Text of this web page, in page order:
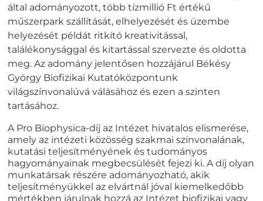
által adományozott, több tízmillió Ft értékű
műszerpark szállítását, elhelyezését és üzembe
helyezését példát ritkító kreativitással,
találékonysággal és kitartással szervezte és oldotta
meg. Az adomány jelentősen hozzájárul Békésy
György Biofizikai Kutatóközpontunk
világszínvonalúvá válásához és ezen a szinten
tartásához.
A Pro Biophysica-díj az Intézet hivatalos elismerése,
amely az intézeti közösség szakmai színvonalának,
kutatási teljesítményének és tudományos
hagyományainak megbecsülését fejezi ki. A díj olyan
munkatársak részére adományozható, akik
teljesítményükkel az elvártnál jóval kiemelkedőbb
mértékben járulnak hozzá az Intézet biofizikai vagy